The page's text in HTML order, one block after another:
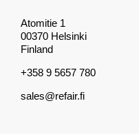
Atomitie 1
00370 Helsinki
Finland
+358 9 5657 780
sales@refair.fi